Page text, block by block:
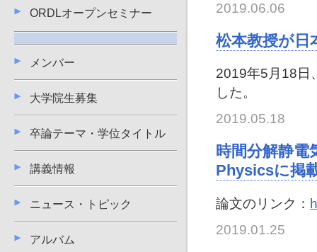
ORDLオープンセミナー
メンバー
大学院生募集
卒論テーマ・学位タイトル
講義情報
ニュース・トピック
アルバム
2019.06.06
松本教授が日
2019年5月18日
した。
2019.05.18
時間分解静
Physicsに掲
論文のリンク：
2019.01.25